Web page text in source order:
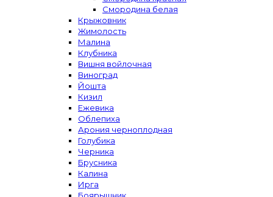
Смородина белая
Крыжовник
Жимолость
Малина
Клубника
Вишня войлочная
Виноград
Йошта
Кизил
Ежевика
Облепиха
Арония черноплодная
Голубика
Черника
Брусника
Калина
Ирга